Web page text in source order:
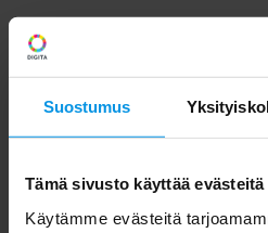
Suostumus
Tämä sivusto käyttää evästeitä
Käytämme evästeitä